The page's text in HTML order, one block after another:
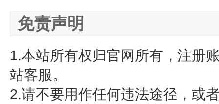
免责声明
1.本站所有权归官网所有，注册
站客服。
2.请不要用作任何违法途径，或